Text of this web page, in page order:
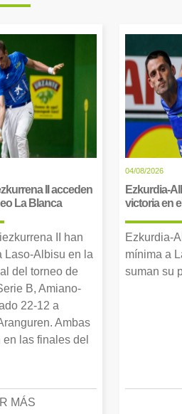
II acceden
La Blanca
II han
Laso-Albisu en la
del torneo de
B, Amiano-
22-12 a
Ambas
las finales del
MÁS
04/08/2026
Ezkurdia-
victoria en
Ezkurdia-
mínima a
suman su